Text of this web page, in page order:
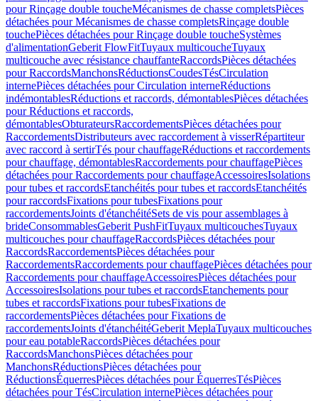
pour Rinçage double toucheMécanismes de chasse completsPièces
détachées pour Mécanismes de chasse completsRinçage double
touchePièces détachées pour Rinçage double toucheSystèmes
d'alimentationGeberit FlowFitTuyaux multicoucheTuyaux
multicouche avec résistance chauffanteRaccordsPièces détachées
pour RaccordsManchonsRéductionsCoudesTésCirculation
internePièces détachées pour Circulation interneRéductions
indémontablesRéductions et raccords, démontablesPièces détachées
pour Réductions et raccords,
démontablesObturateursRaccordementsPièces détachées pour
RaccordementsDistributeurs avec raccordement à visserRépartiteur
avec raccord à sertirTés pour chauffageRéductions et raccordements
pour chauffage, démontablesRaccordements pour chauffagePièces
détachées pour Raccordements pour chauffageAccessoiresIsolations
pour tubes et raccordsEtanchéités pour tubes et raccordsEtanchéités
pour raccordsFixations pour tubesFixations pour
raccordementsJoints d'étanchéitéSets de vis pour assemblages à
brideConsommablesGeberit PushFitTuyaux multicouchesTuyaux
multicouches pour chauffageRaccordsPièces détachées pour
RaccordsRaccordementsPièces détachées pour
RaccordementsRaccordements pour chauffagePièces détachées pour
Raccordements pour chauffageAccessoiresPièces détachées pour
AccessoiresIsolations pour tubes et raccordsEtanchements pour
tubes et raccordsFixations pour tubesFixations de
raccordementsPièces détachées pour Fixations de
raccordementsJoints d'étanchéitéGeberit MeplaTuyaux multicouches
pour eau potableRaccordsPièces détachées pour
RaccordsManchonsPièces détachées pour
ManchonsRéductionsPièces détachées pour
RéductionsÉquerresPièces détachées pour ÉquerresTésPièces
détachées pour TésCirculation internePièces détachées pour